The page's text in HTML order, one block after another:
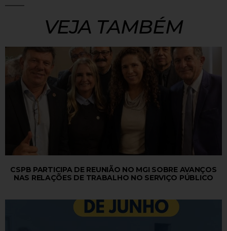
VEJA TAMBÉM
CSPB PARTICIPA DE REUNIÃO NO MGI SOBRE AVANÇOS
NAS RELAÇÕES DE TRABALHO NO SERVIÇO PÚBLICO